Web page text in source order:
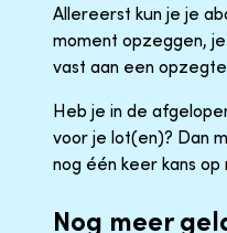
Allereerst kun je je
moment opzeggen,
vast aan een
Heb je in de
voor je lot(en)? Dan
nog één keer kans op
Nog meer